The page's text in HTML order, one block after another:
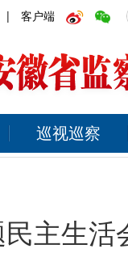
| 客户端
巡视巡察
主生活